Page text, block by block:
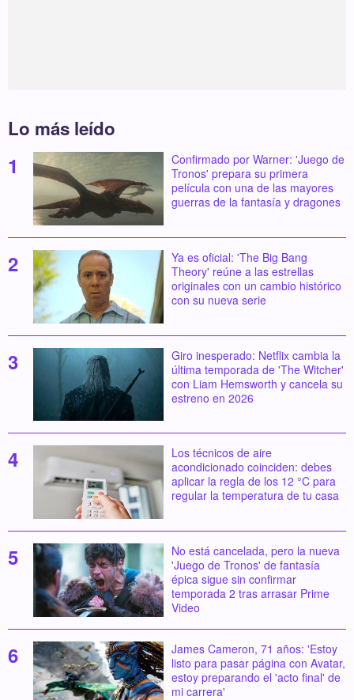
Lo más leído
Confirmado por Warner: 'Juego de
Tronos' prepara su primera
película con una de las mayores
guerras de la fantasía y dragones
Ya es oficial: 'The Big Bang
Theory' reúne a las estrellas
originales con un cambio histórico
con su nueva serie
Giro inesperado: Netflix cambia la
última temporada de 'The Witcher'
con Liam Hemsworth y cancela su
estreno en 2026
Los técnicos de aire
acondicionado coinciden: debes
aplicar la regla de los 12 °C para
regular la temperatura de tu casa
No está cancelada, pero la nueva
'Juego de Tronos' de fantasía
épica sigue sin confirmar
temporada 2 tras arrasar Prime
Video
James Cameron, 71 años: 'Estoy
listo para pasar página con Avatar,
estoy preparando el 'acto final' de
mi carrera'